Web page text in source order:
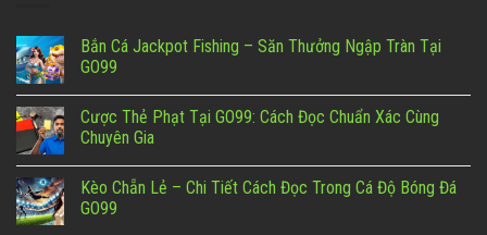
Bắn Cá Jackpot Fishing – Săn Thưởng Ngập Tràn Tại
GO99
Cược Thẻ Phạt Tại GO99: Cách Đọc Chuẩn Xác Cùng
Chuyên Gia
Kèo Chẵn Lẻ – Chi Tiết Cách Đọc Trong Cá Độ Bóng Đá
GO99